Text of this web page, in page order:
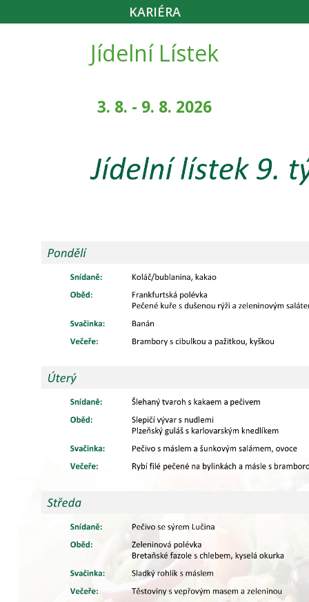
KARIÉRA
Jídelní Lístek
3. 8. - 9. 8. 2026